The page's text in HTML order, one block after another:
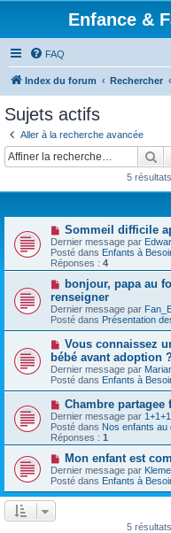
Enfance &
FAQ
Index du forum Rechercher
Sujets actifs
Aller à la recherche avancée
5
N
o
u
v
e
a
u
m
e
s
s
a
g
e
Sommeil difficile
Dernier message par
Posté dans Enfants à
Réponses : 4
N
u
v
e
a
u
m
e
s
a
g
e
bonjour, papa au
renseigner
Dernier message par
Posté dans Présentation
N
o
u
v
e
a
u
m
e
s
s
g
e
Vous connaissez
bébé avant adoption
Dernier message par
Posté dans Enfants à
N
o
u
v
e
a
u
m
e
s
Chambre partagee
Dernier message par 1+1+1
Posté dans Nos enfants au
Réponses : 1
N
o
u
v
e
Mon enfant est
Dernier message par
Posté dans Enfants à
5